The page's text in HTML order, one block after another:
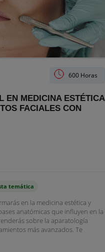
600 Horas
EN MEDICINA ESTÉTICA
FACIALES CON
temática
en la medicina estética y
anatómicas que influyen en la
sobre la aparatología
más avanzados. Te